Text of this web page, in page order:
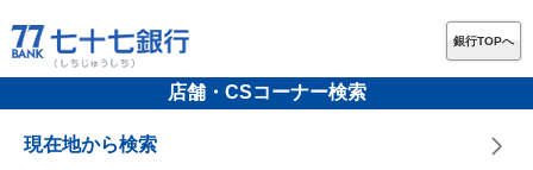
銀行TOPへ
店舗・CSコーナー検索
現在地から検索